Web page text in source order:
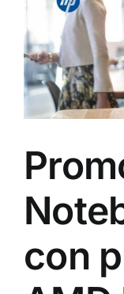
Larger
Image
con